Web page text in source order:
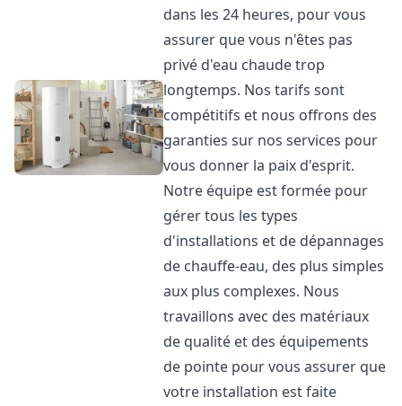
dans les 24 heures, pour vous
assurer que vous n'êtes pas
privé d'eau chaude trop
longtemps. Nos tarifs sont
compétitifs et nous offrons des
garanties sur nos services pour
vous donner la paix d'esprit.
Notre équipe est formée pour
gérer tous les types
d'installations et de dépannages
de chauffe-eau, des plus simples
aux plus complexes. Nous
travaillons avec des matériaux
de qualité et des équipements
de pointe pour vous assurer que
votre installation est faite